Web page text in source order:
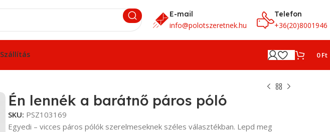
E-mail
info@polotszeretnek.hu
Telefon
+36(20)8001946
Szállítás 0Ft
Én lennék a barátnő páros póló
SKU: PSZ103169
Egyedi – vicces páros pólók szerelmeseknek széles választékban. Lepd meg